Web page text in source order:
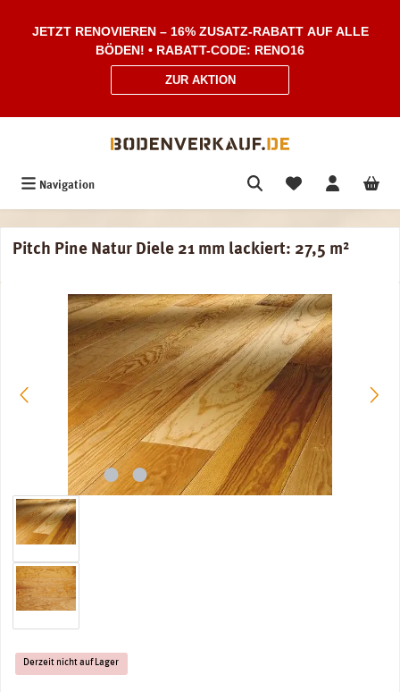
JETZT RENOVIEREN – 16% ZUSATZ-RABATT AUF ALLE
BÖDEN! • RABATT-CODE: RENO16
ZUR AKTION
Navigation
Pitch Pine Natur Diele 21 mm lackiert: 27,5 m²
Bildergalerie überspringen
Derzeit nicht auf Lager